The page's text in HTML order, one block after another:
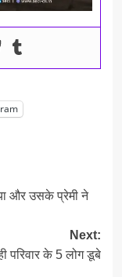
और उसके प्रेमी ने
Next:
परिवार के 5 लोग डूबे